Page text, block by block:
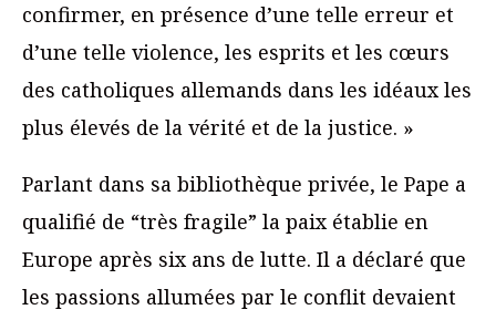
confirmer, en présence d’une telle erreur et
d’une telle violence, les esprits et les cœurs
des catholiques allemands dans les idéaux les
plus élevés de la vérité et de la justice. »
Parlant dans sa bibliothèque privée, le Pape a
qualifié de “très fragile” la paix établie en
Europe après six ans de lutte. Il a déclaré que
les passions allumées par le conflit devaient